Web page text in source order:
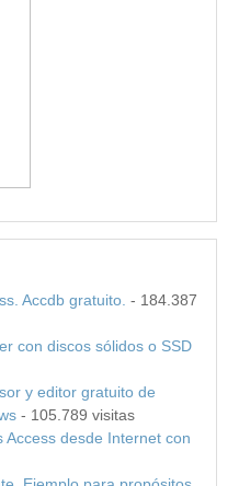
Accdb gratuito. - 184.387
con discos sólidos o SSD
y editor gratuito de
- 105.789 visitas
desde Internet con